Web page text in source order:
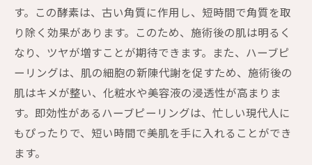
す。この酵素は、古い角質に作用し、短時間で角質を取
り除く効果があります。このため、施術後の肌は明るく
なり、ツヤが増すことが期待できます。また、ハーブピ
ーリングは、肌の細胞の新陳代謝を促すため、施術後の
肌はキメが整い、化粧水や美容液の浸透性が高まりま
す。即効性があるハーブピーリングは、忙しい現代人に
もぴったりで、短い時間で美肌を手に入れることができ
ます。